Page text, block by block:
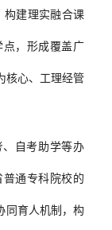
构建理实融合课
，形成覆盖广
核心、工理经管
自考助学等办
通专科院校的
同育人机制，构